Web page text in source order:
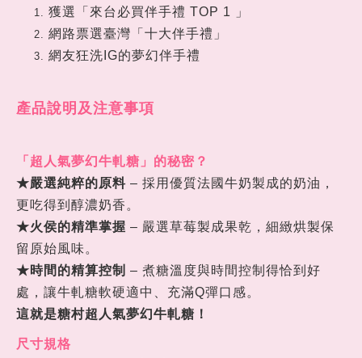
獲選「來台必買伴手禮 TOP 1 」
網路票選臺灣「十大伴手禮」
網友狂洗IG的夢幻伴手禮
產品說明及注意事項
「超人氣夢幻牛軋糖」的秘密 ？
★嚴選純粹的原料 – 採用優質法國牛奶製成的奶油，
更吃得到醇濃奶香。
★火侯的精準掌握 – 嚴選草莓製成果乾，細緻烘製保
留原始風味。
★時間的精算控制 – 煮糖溫度與時間控制得恰到好
處，讓牛軋糖軟硬適中、充滿Q彈口感。
這就是糖村超人氣夢幻牛軋糖 ！
尺寸規格